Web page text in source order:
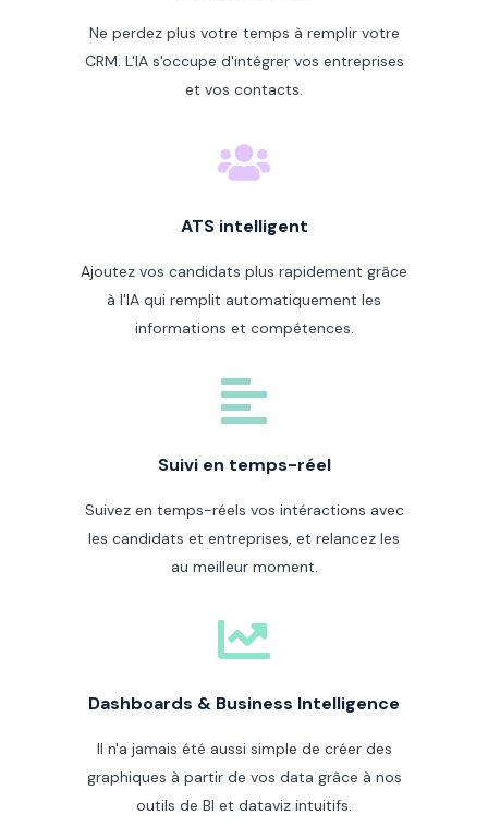
Ne perdez plus votre temps à remplir votre
CRM. L'IA s'occupe d'intégrer vos entreprises
et vos contacts.
ATS intelligent
Ajoutez vos candidats plus rapidement grâce
à l'IA qui remplit automatiquement les
informations et compétences.
Suivi en temps-réel
Suivez en temps-réels vos intéractions avec
les candidats et entreprises, et relancez les
au meilleur moment.
Dashboards & Business Intelligence
Il n'a jamais été aussi simple de créer des
graphiques à partir de vos data grâce à nos
outils de BI et dataviz intuitifs.